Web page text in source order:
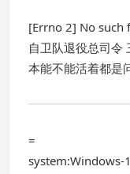
[Errno 2] No such
自卫队退役总司令
本能不能活着都是
=
system:Windows-